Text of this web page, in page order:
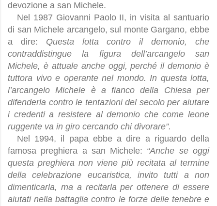
devozione a san Michele.
Nel 1987 Giovanni Paolo II, in visita al santuario
di san Michele arcangelo, sul monte Gargano, ebbe
a dire: Questa lotta contro il demonio, che
contraddistingue la figura dell’arcangelo san
Michele, è attuale anche oggi, perché il demonio è
tuttora vivo e operante nel mondo. In questa lotta,
l’arcangelo Michele è a fianco della Chiesa per
difenderla contro le tentazioni del secolo per aiutare
i credenti a resistere al demonio che come leone
ruggente va in giro cercando chi divorare”.
Nel 1994, il papa ebbe a dire a riguardo della
famosa preghiera a san Michele: “Anche se oggi
questa preghiera non viene più recitata al termine
della celebrazione eucaristica, invito tutti a non
dimenticarla, ma a recitarla per ottenere di essere
aiutati nella battaglia contro le forze delle tenebre e